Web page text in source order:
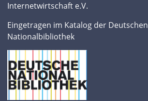
Internetwirtschaft e.V.
Eingetragen im Katalog der Deutschen
Nationalbibliothek